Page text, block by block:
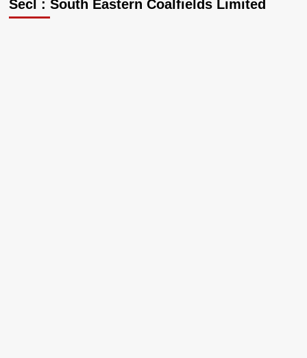
Secl : South Eastern Coalfields Limited